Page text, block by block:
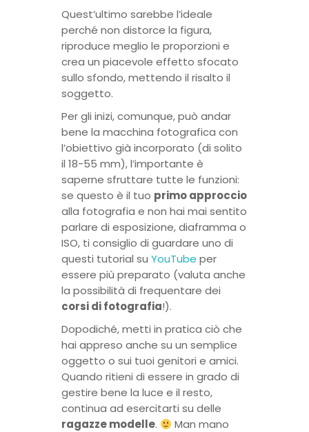
Quest’ultimo sarebbe l’ideale
perché non distorce la figura,
riproduce meglio le proporzioni e
crea un piacevole effetto sfocato
sullo sfondo, mettendo il risalto il
soggetto.
Per gli inizi, comunque, può andar
bene la macchina fotografica con
l’obiettivo già incorporato (di solito
il 18-55 mm), l’importante è
saperne sfruttare tutte le funzioni:
se questo è il tuo primo approccio
alla fotografia e non hai mai sentito
parlare di esposizione, diaframma o
ISO, ti consiglio di guardare uno di
questi tutorial su YouTube per
essere più preparato (valuta anche
la possibilità di frequentare dei
corsi di fotografia!).
Dopodiché, metti in pratica ciò che
hai appreso anche su un semplice
oggetto o sui tuoi genitori e amici.
Quando ritieni di essere in grado di
gestire bene la luce e il resto,
continua ad esercitarti su delle
ragazze modelle.
Man mano